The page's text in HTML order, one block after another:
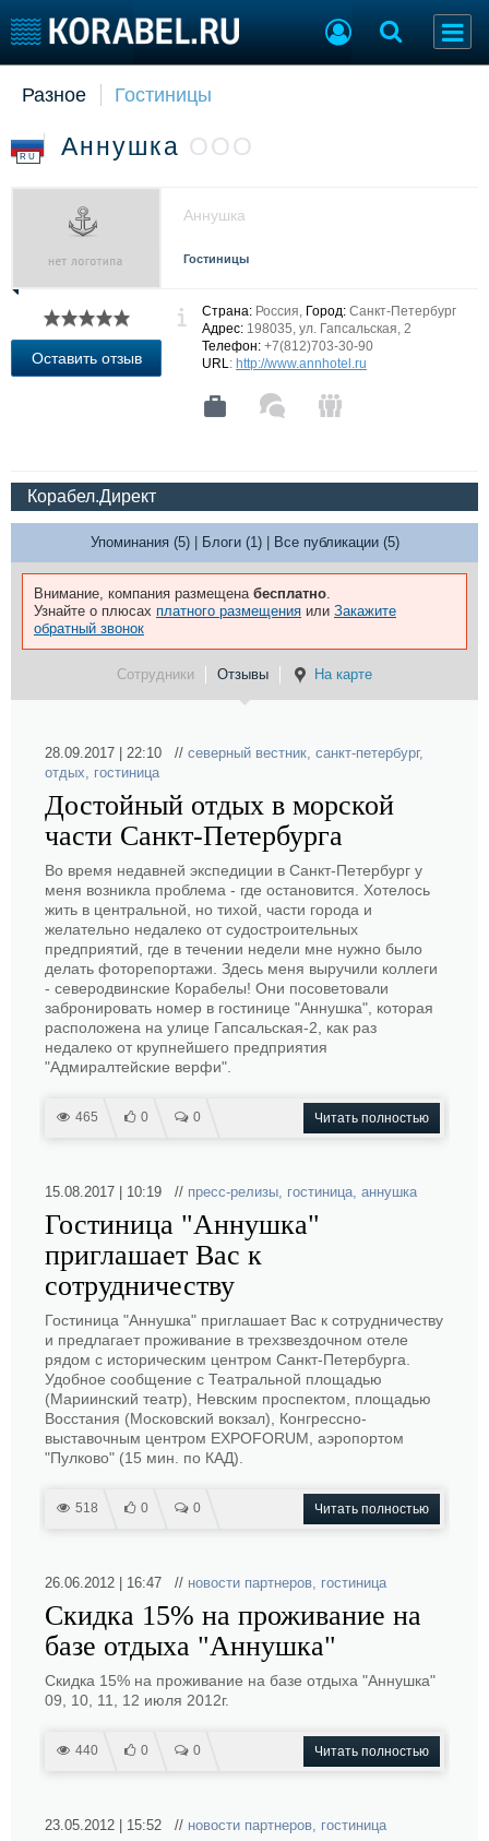
Судостроение
Новости
Репутация
Работа
Крюинг
Реклама
Торговая площадка
Продажа флота
Услуги
Конференции
Выставки и семинары
Галерея флота
Все службы
Разное Гостиницы
RU Аннушка ООО
Аннушка
Гостиницы
Оставить отзыв
Страна: Россия, Город: Санкт-Петербург
Адрес: 198035, ул. Гапсальская, 2
Телефон: +7(812)703-30-90
URL: http://www.annhotel.ru
Корабел.Директ
Упоминания (5)| Блоги (1)| Все публикации (5)
Внимание, компания размещена бесплатно.
Узнайте о плюсах платного размещения или Закажите
обратный звонок
Сотрудники Отзывы На карте
28.09.2017 | 22:10 // северный вестник, санкт-петербург,
отдых, гостиница
Достойный отдых в морской
части Санкт-Петербурга
Во время недавней экспедиции в Санкт-Петербург у
меня возникла проблема - где остановится. Хотелось
жить в центральной, но тихой, части города и
желательно недалеко от судостроительных
предприятий, где в течении недели мне нужно было
делать фоторепортажи. Здесь меня выручили коллеги
- северодвинские Корабелы! Они посоветовали
забронировать номер в гостинице "Аннушка", которая
расположена на улице Гапсальская-2, как раз
недалеко от крупнейшего предприятия
"Адмиралтейские верфи".
465 0 0 Читать полностью
15.08.2017 | 10:19 // пресс-релизы, гостиница, аннушка
Гостиница "Аннушка"
приглашает Вас к
сотрудничеству
Гостиница "Аннушка" приглашает Вас к сотрудничеству
и предлагает проживание в трехзвездочном отеле
рядом с историческим центром Санкт-Петербурга.
Удобное сообщение с Театральной площадью
(Мариинский театр), Невским проспектом, площадью
Восстания (Московский вокзал), Конгрессно-
выставочным центром EXPOFORUM, аэропортом
"Пулково" (15 мин. по КАД).
518 0 0 Читать полностью
26.06.2012 | 16:47 // новости партнеров, гостиница
Скидка 15% на проживание на
базе отдыха "Аннушка"
Скидка 15% на проживание на базе отдыха "Аннушка"
09, 10, 11, 12 июля 2012г.
440 0 0 Читать полностью
23.05.2012 | 15:52 // новости партнеров, гостиница